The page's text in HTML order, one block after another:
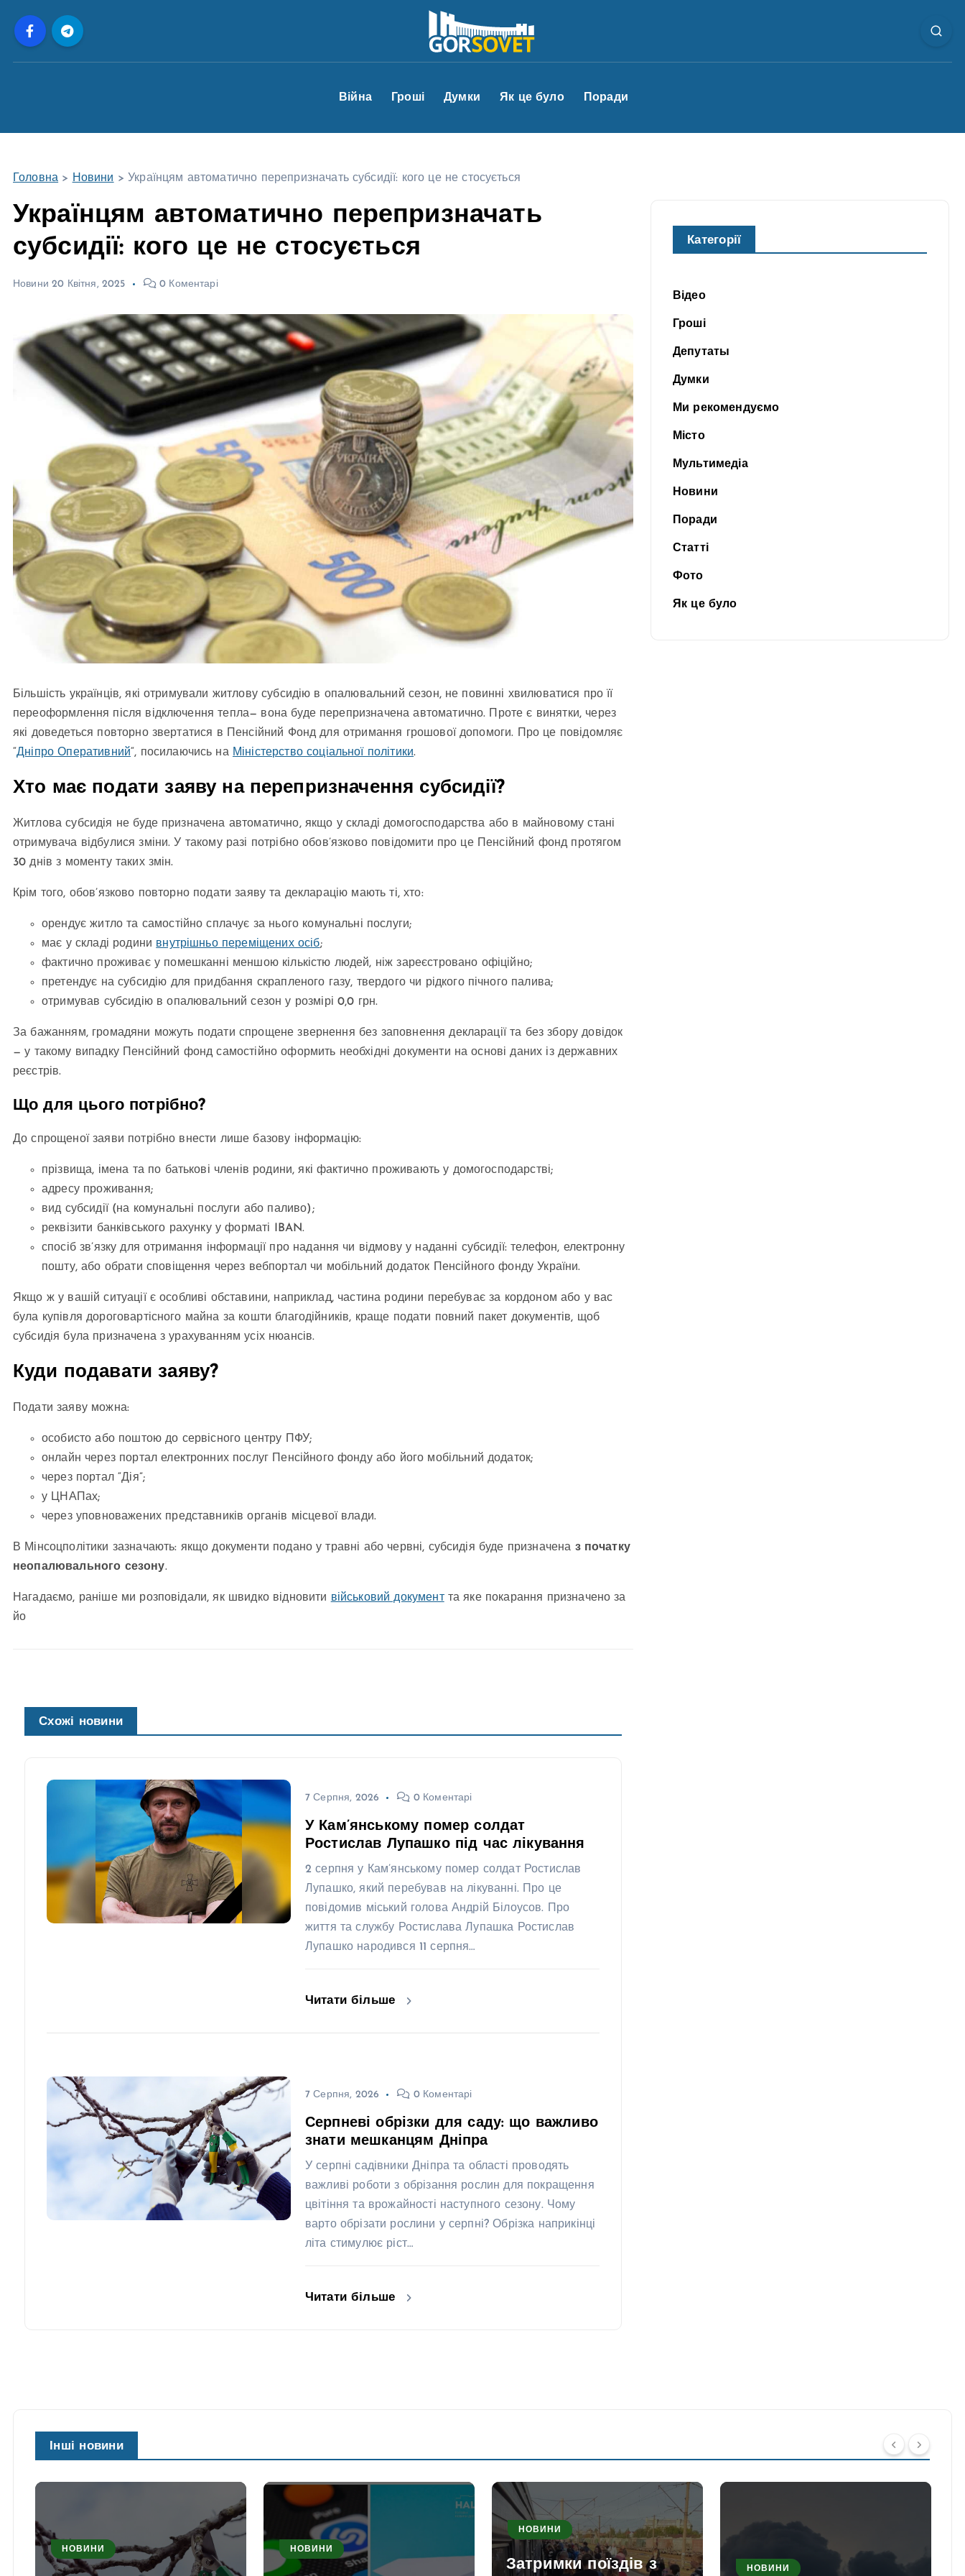
Війна Гроші Думки Як це було Поради
Головна > Новини > Українцям автоматично перепризначать субсидії: кого це не стосується
Українцям автоматично перепризначать
субсидії: кого це не стосується
Новини 20 Квітня, 2025 0 Коментарі
Більшість українців, які отримували житлову субсидію в опалювальний сезон, не повинні хвилюватися про її
переоформлення після відключення тепла— вона буде перепризначена автоматично. Проте є винятки, через
які доведеться повторно звертатися в Пенсійний Фонд для отримання грошової допомоги. Про це повідомляє
“Дніпро Оперативний“, посилаючись на Міністерство соціальної політики.
Хто має подати заяву на перепризначення субсидії?
Житлова субсидія не буде призначена автоматично, якщо у складі домогосподарства або в майновому стані
отримувача відбулися зміни. У такому разі потрібно обов’язково повідомити про це Пенсійний фонд протягом
30 днів з моменту таких змін.
Крім того, обов’язково повторно подати заяву та декларацію мають ті, хто:
орендує житло та самостійно сплачує за нього комунальні послуги;
має у складі родини внутрішньо переміщених осіб;
фактично проживає у помешканні меншою кількістю людей, ніж зареєстровано офіційно;
претендує на субсидію для придбання скрапленого газу, твердого чи рідкого пічного палива;
отримував субсидію в опалювальний сезон у розмірі 0,0 грн.
За бажанням, громадяни можуть подати спрощене звернення без заповнення декларації та без збору довідок
— у такому випадку Пенсійний фонд самостійно оформить необхідні документи на основі даних із державних
реєстрів.
Що для цього потрібно?
До спрощеної заяви потрібно внести лише базову інформацію:
прізвища, імена та по батькові членів родини, які фактично проживають у домогосподарстві;
адресу проживання;
вид субсидії (на комунальні послуги або паливо);
реквізити банківського рахунку у форматі IBAN.
спосіб зв’язку для отримання інформації про надання чи відмову у наданні субсидії: телефон, електронну
пошту, або обрати сповіщення через вебпортал чи мобільний додаток Пенсійного фонду України.
Якщо ж у вашій ситуації є особливі обставини, наприклад, частина родини перебуває за кордоном або у вас
була купівля дороговартісного майна за кошти благодійників, краще подати повний пакет документів, щоб
субсидія була призначена з урахуванням усіх нюансів.
Куди подавати заяву?
Подати заяву можна:
особисто або поштою до сервісного центру ПФУ;
онлайн через портал електронних послуг Пенсійного фонду або його мобільний додаток;
через портал “Дія”;
у ЦНАПах;
через уповноважених представників органів місцевої влади.
В Мінсоцполітики зазначають: якщо документи подано у травні або червні, субсидія буде призначена з початку
неопалювального сезону.
Нагадаємо, раніше ми розповідали, як швидко відновити військовий документта яке покарання призначено за
йо
Схожі новини
7 Серпня, 2026 0 Коментарі
У Кам’янському помер солдат
Ростислав Лупашко під час лікування
2 серпня у Кам’янському помер солдат Ростислав
Лупашко, який перебував на лікуванні. Про це
повідомив міський голова Андрій Білоусов. Про
життя та службу Ростислава Лупашка Ростислав
Лупашко народився 11 серпня…
Читати більше
7 Серпня, 2026 0 Коментарі
Серпневі обрізки для саду: що важливо
знати мешканцям Дніпра
У серпні садівники Дніпра та області проводять
важливі роботи з обрізання рослин для покращення
цвітіння та врожайності наступного сезону. Чому
варто обрізати рослини у серпні? Обрізка наприкінці
літа стимулює ріст…
Читати більше
Категорії
Відео
Гроші
Депутаты
Думки
Ми рекомендуємо
Місто
Мультимедіа
Новини
Поради
Статті
Фото
Як це було
Інші новини
НОВИНИ НОВИНИ
НОВИНИ
Затримки поїздів з НОВИНИ